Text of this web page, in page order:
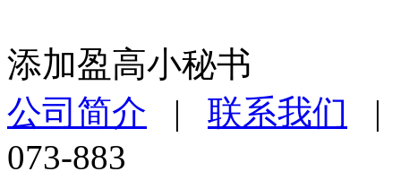
添加盈高小秘书
公司简介 | 联系我们
073-883